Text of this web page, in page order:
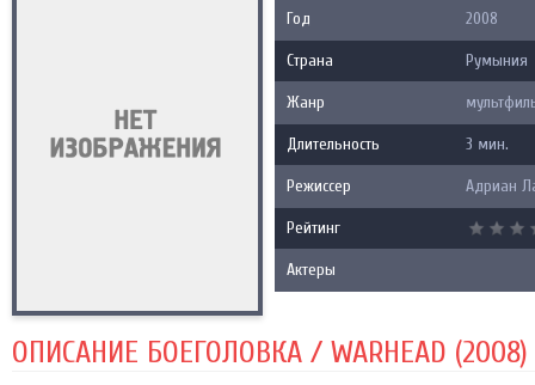
Год 2008
Страна Румыния
Жанр
Длительность 3 мин.
Режиссер Адриан
Рейтинг
Актеры
ОПИСАНИЕ БОЕГОЛОВКА / WARHEAD (2008)